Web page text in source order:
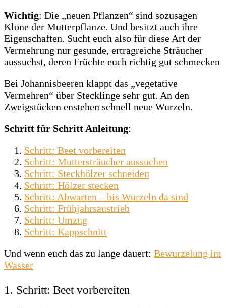
Wichtig: Die „neuen Pflanzen“ sind sozusagen
Klone der Mutterpflanze. Und besitzt auch ihre
Eigenschaften. Sucht euch also für diese Art der
Vermehrung nur gesunde, ertragreiche Sträucher
aussuchst, deren Früchte euch richtig gut schmecken
Bei Johannisbeeren klappt das „vegetative
Vermehren“ über Stecklinge sehr gut. An den
Zweigstücken enstehen schnell neue Wurzeln.
Schritt für Schritt Anleitung:
Schritt: Beet vorbereiten
Schritt: Muttersträucher aussuchen
Schritt: Steckhölzer schneiden
Schritt: Hölzer stecken
Schritt: Abwarten – bis Wurzeln da sind
Schritt: Frühjahrsaustrieb
Schritt: Umzug
Schritt: Kappschnitt
Und wenn euch das zu lange dauert: Bewurzelung im
Wasser
1. Schritt: Beet vorbereiten